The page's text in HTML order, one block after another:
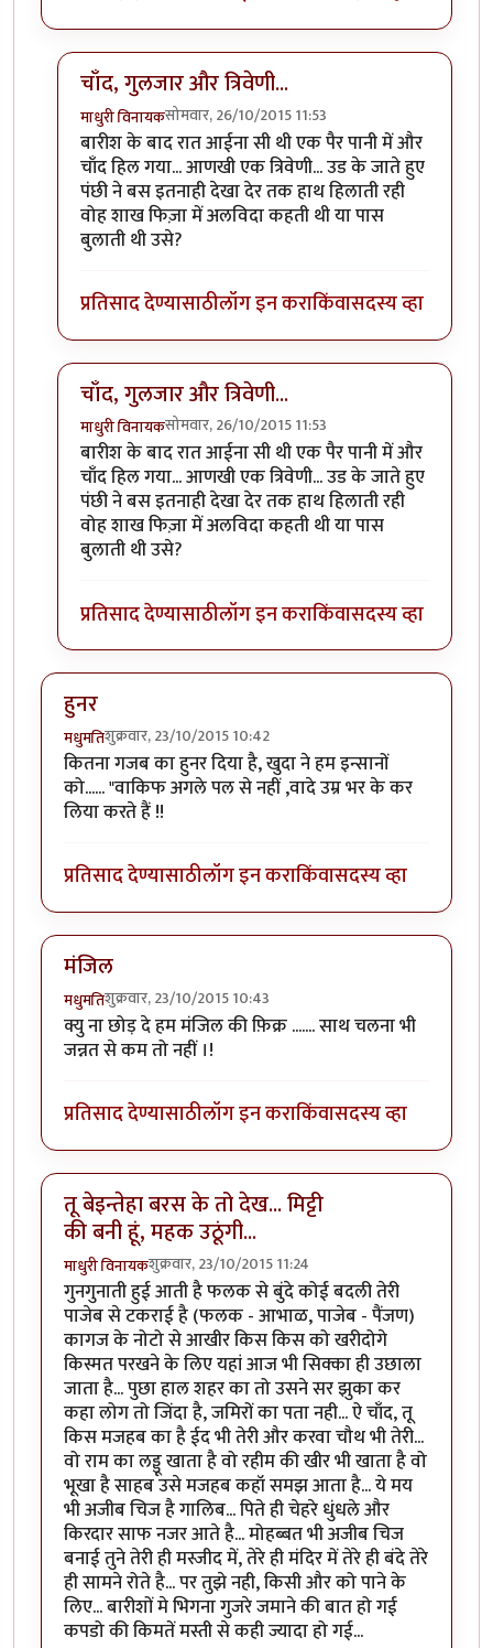
चाँद, गुलजार और त्रिवेणी...
माधुरी विनायकसोमवार, 26/10/2015 11:53
In reply toकल रात चाँद बिकुल उनके जैसाbyमधुमति
बारीश के बाद रात आईना सी थी एक पैर पानी में और
चाँद हिल गया... आणखी एक त्रिवेणी... उड के जाते हुए
पंछी ने बस इतनाही देखा देर तक हाथ हिलाती रही
वोह शाख फिज़ा में अलविदा कहती थी या पास
बुलाती थी उसे?
प्रतिसाद देण्यासाठीलॉग इन कराकिंवासदस्य व्हा
चाँद, गुलजार और त्रिवेणी...
माधुरी विनायकसोमवार, 26/10/2015 11:53
In reply toकल रात चाँद बिकुल उनके जैसाbyमधुमति
बारीश के बाद रात आईना सी थी एक पैर पानी में और
चाँद हिल गया... आणखी एक त्रिवेणी... उड के जाते हुए
पंछी ने बस इतनाही देखा देर तक हाथ हिलाती रही
वोह शाख फिज़ा में अलविदा कहती थी या पास
बुलाती थी उसे?
प्रतिसाद देण्यासाठीलॉग इन कराकिंवासदस्य व्हा
हुनर
मधुमतिशुक्रवार, 23/10/2015 10:42
कितना गजब का हुनर दिया है, खुदा ने हम इन्सानों
को...... "वाकिफ अगले पल से नहीं ,वादे उम्र भर के कर
लिया करते हैं !!
प्रतिसाद देण्यासाठीलॉग इन कराकिंवासदस्य व्हा
मंजिल
मधुमतिशुक्रवार, 23/10/2015 10:43
क्यु ना छोड़ दे हम मंजिल की फ़िक्र ....... साथ चलना भी
जन्नत से कम तो नहीं ।!
प्रतिसाद देण्यासाठीलॉग इन कराकिंवासदस्य व्हा
तू बेइन्तेहा बरस के तो देख... मिट्टी
की बनी हूं, महक उठूंगी...
माधुरी विनायकशुक्रवार, 23/10/2015 11:24
गुनगुनाती हुई आती है फलक से बुंदे कोई बदली तेरी
पाजेब से टकराई है (फलक - आभाळ, पाजेब - पैंजण)
कागज के नोटो से आखीर किस किस को खरीदोगे
किस्मत परखने के लिए यहां आज भी सिक्का ही उछाला
जाता है... पुछा हाल शहर का तो उसने सर झुका कर
कहा लोग तो जिंदा है, जमिरों का पता नही... ऐ चाँद, तू
किस मजहब का है ईद भी तेरी और करवा चौथ भी तेरी...
वो राम का लड्डू खाता है वो रहीम की खीर भी खाता है वो
भूखा है साहब उसे मजहब कहॉ समझ आता है... ये मय
भी अजीब चिज है गालिब... पिते ही चेहरे धुंधले और
किरदार साफ नजर आते है... मोहब्बत भी अजीब चिज
बनाई तुने तेरी ही मस्जीद में, तेरे ही मंदिर में तेरे ही बंदे तेरे
ही सामने रोते है... पर तुझे नही, किसी और को पाने के
लिए... बारीशों मे भिगना गुजरे जमाने की बात हो गई
कपडो की किमतें मस्ती से कही ज्यादा हो गई...